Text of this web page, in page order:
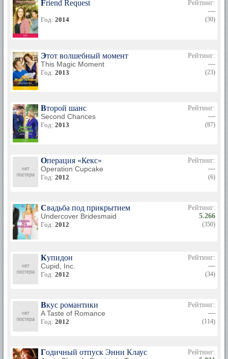
Friend Request
Год: 2014
Рейтинг:
—
(30)
Этот волшебный момент
This Magic Moment
Год: 2013
Рейтинг:
—
(23)
Второй шанс
Second Chances
Год: 2013
Рейтинг:
—
(87)
Операция «Кекс»
Operation Cupcake
Год: 2012
Рейтинг:
—
(6)
Свадьба под прикрытием
Undercover Bridesmaid
Год: 2012
Рейтинг:
5.266
(350)
Купидон
Cupid, Inc.
Год: 2012
Рейтинг:
—
(34)
Вкус романтики
A Taste of Romance
Год: 2012
Рейтинг:
—
(114)
Годичный отпуск Энни Клаус
Рейтинг: